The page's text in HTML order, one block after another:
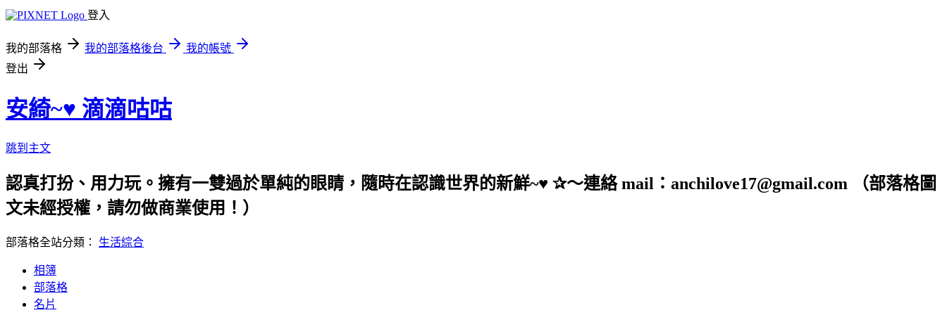
登入
我的部落格 我的部落格後台
我的帳號
登出
安綺~♥ 滴滴咕咕
跳到主文
認真打扮、用力玩。擁有一雙過於單純的眼睛，隨時在認識世界的新鮮~♥ ✰～連絡 mail：anchilove17@gmail.com （部落格圖
文未經授權，請勿做商業使用！）
部落格全站分類： 生活綜合
相簿
部落格
名片